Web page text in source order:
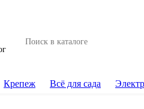
Крепеж Всё для сада